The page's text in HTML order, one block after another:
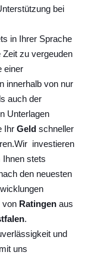
bei
in Ihrer Sprache
zu vergeuden
einer
innerhalb von nur
auch der
Unterlagen
Ihr Geld schneller
Wir investieren
Ihnen stets
den neuesten
von Ratingen aus
.
und
uns